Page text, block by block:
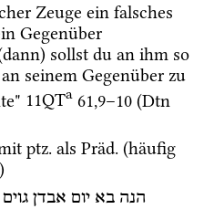
Zeuge ein falsches
Gegenüber
sollst du an ihm so
seinem Gegenüber zu
11QTa 61,9–10 (Dtn
ptz. als Präd. (häufig
הנה בא יום אבדן גוים